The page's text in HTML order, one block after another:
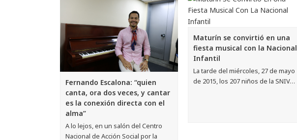
Fernando Escalona: “quien
canta, ora dos veces, y cantar
es la conexión directa con el
alma”
A lo lejos, en un salón del Centro
Nacional de Acción Social por la
Maturín se convirtió en una
fiesta musical con la Nacional
Infantil
La tarde del miércoles, 27 de mayo
de 2015, los 207 niños de la SNIV…